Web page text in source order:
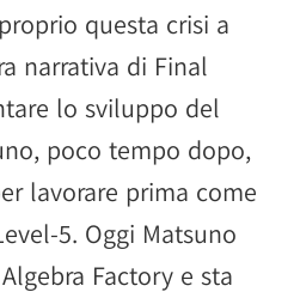
questa crisi a
narrativa di Final
lo sviluppo del
poco tempo dopo,
lavorare prima come
5. Oggi Matsuno
Factory e sta